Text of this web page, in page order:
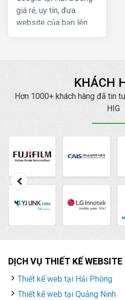
giá rẻ, uy tín, đưa
website của bạn lên
nhanh chóng với chi phí
KHÁCH
Hơn 1000+ khách hàng đã tin
HIG
DỊCH VỤ THIẾT KẾ WEBSITE
Thiết kế web tại Hải Phòng
Thiết kế web tại Quảng Ninh